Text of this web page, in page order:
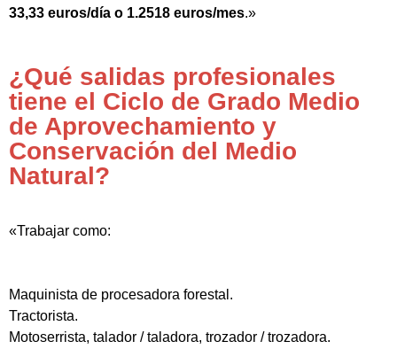
33,33 euros/día o 1.2518 euros/mes.»
¿Qué salidas profesionales
tiene el Ciclo de Grado Medio
de Aprovechamiento y
Conservación del Medio
Natural?
«Trabajar como:
Maquinista de procesadora forestal.
Tractorista.
Motoserrista, talador / taladora, trozador / trozadora.